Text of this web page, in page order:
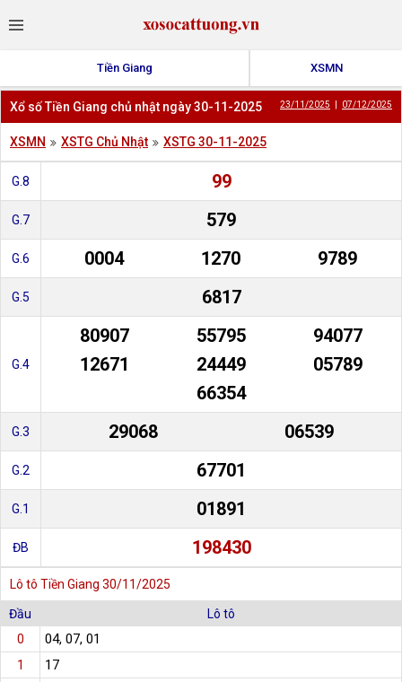
Tiền Giang XSMN
Xổ số Tiền Giang chủ nhật ngày 30-11-2025 23/11/2025 07/12/2025
XSMN XSTG Chủ Nhật XSTG 30-11-2025
G.8 99
G.7 579
G.6 0004 1270 9789
G.5 6817
G.4
80907 55795
94077
12671
24449
05789
66354
G.3 29068 06539
G.2 67701
G.1 01891
ĐB 198430
Lô tô Tiền Giang 30/11/2025
Đầu
Lô tô
0
04, 07, 01
1 17